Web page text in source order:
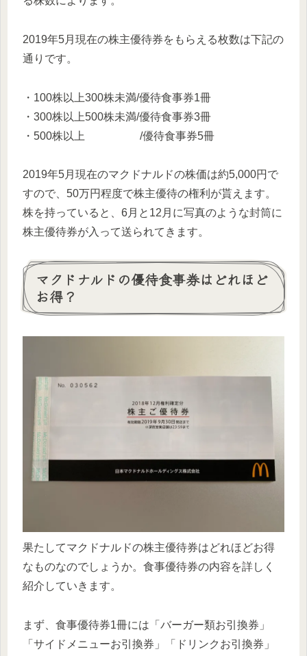
2019年5月現在の株主優待券をもらえる枚数は下記の
通りです。
・100株以上300株未満/優待食事券1冊
・300株以上500株未満/優待食事券3冊
・500株以上 /優待食事券5冊
2019年5月現在のマクドナルドの株価は約5,000円で
すので、50万円程度で株主優待の権利が貰えます。
株を持っていると、6月と12月に写真のような封筒に
株主優待券が入って送られてきます。
マクドナルドの優待食事券はどれほど
お得？
果たしてマクドナルドの株主優待券はどれほどお得
なものなのでしょうか。食事優待券の内容を詳しく
紹介していきます。
まず、食事優待券1冊には「バーガー類お引換券」
「サイドメニューお引換券」「ドリンクお引換券」